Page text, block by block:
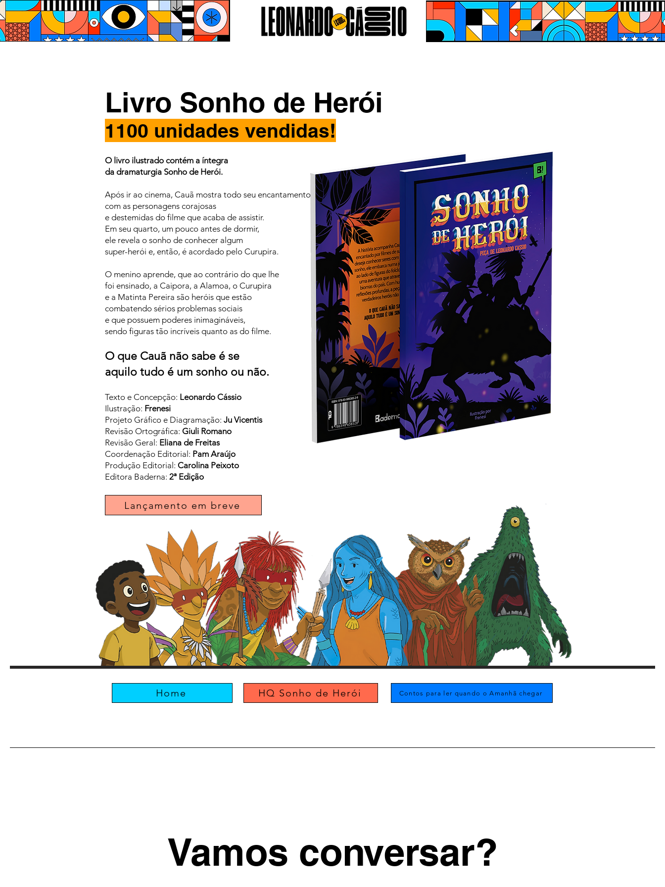
Livro Sonho de Herói
1100 unidades vendidas!
O livro ilustrado contém a íntegra
da dramaturgia Sonho de Herói.
Após ir ao cinema, Cauã mostra todo seu encantamento
com as personagens corajosas
e destemidas do filme que acaba de assistir.
Em seu quarto, um pouco antes de dormir,
ele revela o sonho de conhecer algum
super-herói e, então, é acordado pelo Curupira.
O menino aprende, que ao contrário do que lhe
foi ensinado, a Caipora, a Alamoa, o Curupira
e a Matinta Pereira são heróis que estão
combatendo sérios problemas sociais
e que possuem poderes inimagináveis,
sendo figuras tão incríveis quanto as do filme.
O que Cauã não sabe é se
aquilo tudo é um sonho ou não.
Texto e Concepção: Leonardo Cássio
Ilustração: Frenesi
Projeto Gráfico e Diagramação: Ju Vicentis
Revisão Ortográfica: Giuli Romano
Revisão Geral: Eliana de Freitas
Coordenação Editorial: Pam Araújo
Produção Editorial: Carolina Peixoto
Editora Baderna: 2ª Edição
Lançamento em breve
Home HQ Sonho de Herói Contos para ler quando o Amanhã chegar
Vamos conversar?